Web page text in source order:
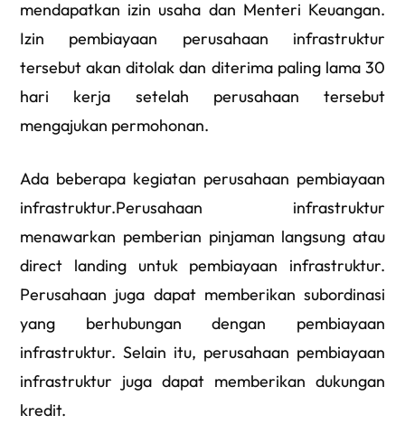
mendapatkan izin usaha dan Menteri Keuangan.
Izin pembiayaan perusahaan infrastruktur
tersebut akan ditolak dan diterima paling lama 30
hari kerja setelah perusahaan tersebut
mengajukan permohonan.
Ada beberapa kegiatan perusahaan pembiayaan
infrastruktur.Perusahaan infrastruktur
menawarkan pemberian pinjaman langsung atau
direct landing untuk pembiayaan infrastruktur.
Perusahaan juga dapat memberikan subordinasi
yang berhubungan dengan pembiayaan
infrastruktur. Selain itu, perusahaan pembiayaan
infrastruktur juga dapat memberikan dukungan
kredit.